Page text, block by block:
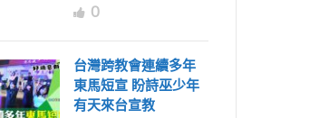
0
台灣跨教會連續多年
東馬短宣 盼詩巫少年
有天來台宣教